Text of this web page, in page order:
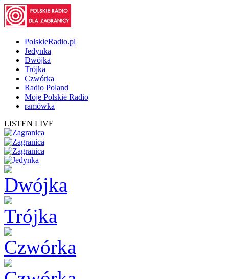
PolskieRadio.pl
Jedynka
Dwójka
Trójka
Czwórka
Radio Poland
Moje Polskie Radio
ramówka
LISTEN LIVE